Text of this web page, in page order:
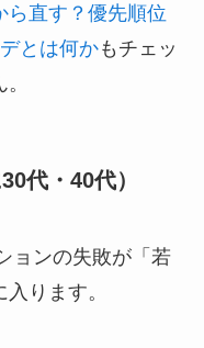
ら直す？優先順位
とは何かもチェッ
代・40代）
ョンの失敗が「若
ります。